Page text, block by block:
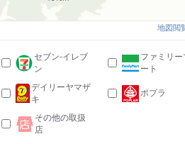
地図閲
セブン-イレブ
ン
ファミリー
ート
デイリーヤマザ
キ
ポプラ
その他の取扱
店